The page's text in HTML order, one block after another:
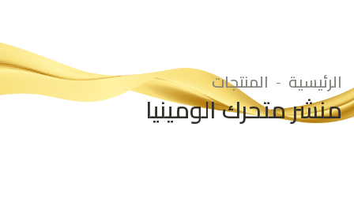
الرئيسية المنتجات
منشر متحرك الومينيا